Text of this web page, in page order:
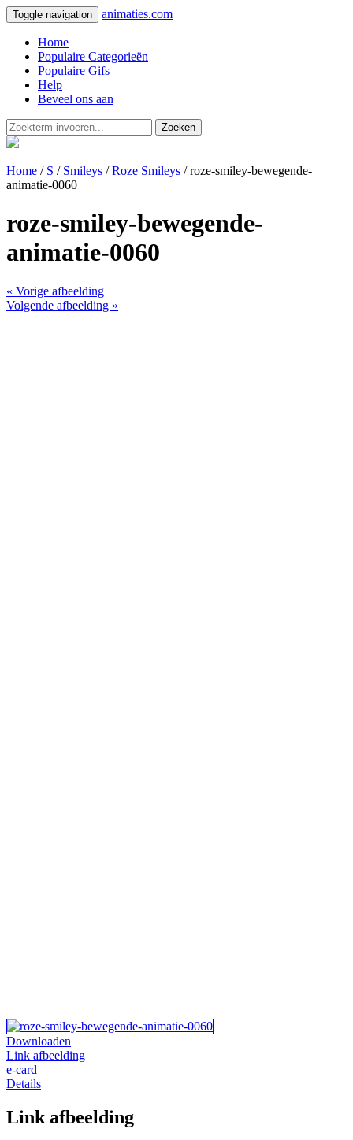
Toggle navigation animaties.com
Home
Populaire Categorieën
Populaire Gifs
Help
Beveel ons aan
Zoeken
Home / S / Smileys /Roze Smileys / roze-smiley-bewegende-
animatie-0060
roze-smiley-bewegende-
animatie-0060
« Vorige afbeelding
Volgende afbeelding »
Downloaden
Link afbeelding
e-card
Details
Link afbeelding